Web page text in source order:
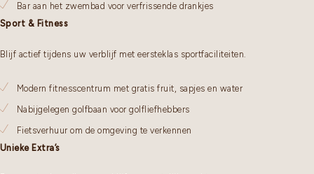
Bar aan het zwembad voor verfrissende drankjes
Sport & Fitness
Blijf actief tijdens uw verblijf met eersteklas sportfaciliteiten.
Modern fitnesscentrum met gratis fruit, sapjes en water
Nabijgelegen golfbaan voor golfliefhebbers
Fietsverhuur om de omgeving te verkennen
Unieke Extra’s